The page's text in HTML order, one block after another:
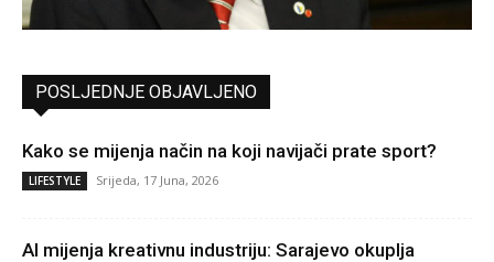
POSLJEDNJE OBJAVLJENO
Kako se mijenja način na koji navijači prate sport?
LIFESTYLE Srijeda, 17 Juna, 2026
AI mijenja kreativnu industriju: Sarajevo okuplja